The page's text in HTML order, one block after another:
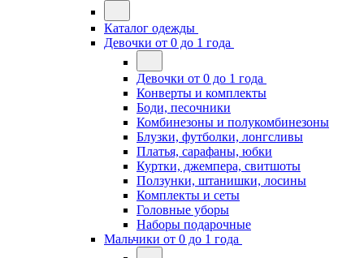
Каталог одежды
Девочки от 0 до 1 года
Девочки от 0 до 1 года
Конверты и комплекты
Боди, песочники
Комбинезоны и полукомбинезоны
Блузки, футболки, лонгсливы
Платья, сарафаны, юбки
Куртки, джемпера, свитшоты
Ползунки, штанишки, лосины
Комплекты и сеты
Головные уборы
Наборы подарочные
Мальчики от 0 до 1 года